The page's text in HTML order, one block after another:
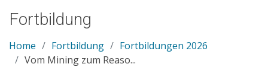
Fortbildung
Home Fortbildung
Fortbildungen 2026
Vom Mining zum Reaso...